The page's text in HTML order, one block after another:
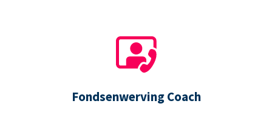
Fondsenwerving Coach